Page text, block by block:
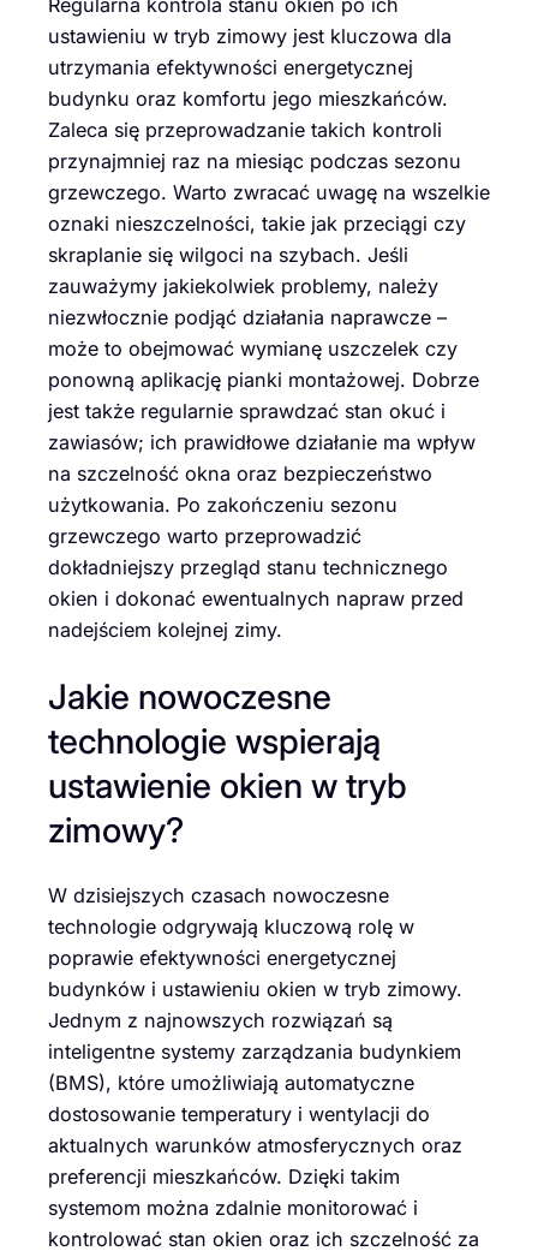
ustawieniu w tryb zimowy jest kluczowa dla
utrzymania efektywności energetycznej
budynku oraz komfortu jego mieszkańców.
Zaleca się przeprowadzanie takich kontroli
przynajmniej raz na miesiąc podczas sezonu
grzewczego. Warto zwracać uwagę na wszelkie
oznaki nieszczelności, takie jak przeciągi czy
skraplanie się wilgoci na szybach. Jeśli
zauważymy jakiekolwiek problemy, należy
niezwłocznie podjąć działania naprawcze –
może to obejmować wymianę uszczelek czy
ponowną aplikację pianki montażowej. Dobrze
jest także regularnie sprawdzać stan okuć i
zawiasów; ich prawidłowe działanie ma wpływ
na szczelność okna oraz bezpieczeństwo
użytkowania. Po zakończeniu sezonu
grzewczego warto przeprowadzić
dokładniejszy przegląd stanu technicznego
okien i dokonać ewentualnych napraw przed
nadejściem kolejnej zimy.
Jakie nowoczesne
technologie wspierają
ustawienie okien w tryb
zimowy?
W dzisiejszych czasach nowoczesne
technologie odgrywają kluczową rolę w
poprawie efektywności energetycznej
budynków i ustawieniu okien w tryb zimowy.
Jednym z najnowszych rozwiązań są
inteligentne systemy zarządzania budynkiem
(BMS), które umożliwiają automatyczne
dostosowanie temperatury i wentylacji do
aktualnych warunków atmosferycznych oraz
preferencji mieszkańców. Dzięki takim
systemom można zdalnie monitorować i
kontrolować stan okien oraz ich szczelność za